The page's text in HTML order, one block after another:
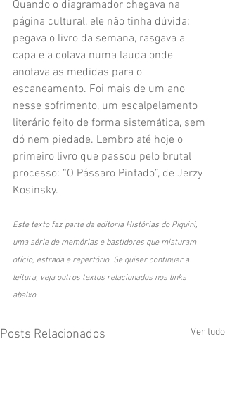
Quando o diagramador chegava na
página cultural, ele não tinha dúvida:
pegava o livro da semana, rasgava a
capa e a colava numa lauda onde
anotava as medidas para o
escaneamento. Foi mais de um ano
nesse sofrimento, um escalpelamento
literário feito de forma sistemática, sem
dó nem piedade. Lembro até hoje o
primeiro livro que passou pelo brutal
processo: “O Pássaro Pintado”, de Jerzy
Kosinsky.
Este texto faz parte da editoria Histórias do Piquini,
uma série de memórias e bastidores que misturam
ofício, estrada e repertório. Se quiser continuar a
leitura, veja outros textos relacionados nos links
abaixo.
Posts Relacionados Ver tudo